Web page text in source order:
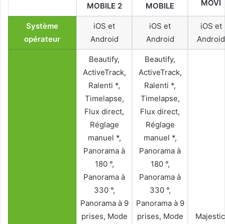
MOBILE 2
MOBILE
MOVI
Système
opérateur
iOS et
Android
iOS et
Android
iOS et
Android
Beautify,
ActiveTrack,
Ralenti *,
Timelapse,
Flux direct,
Réglage
manuel *,
Panorama à
180 °,
Panorama à
330 °,
Panorama à 9
prises, Mode
Beautify,
ActiveTrack,
Ralenti *,
Timelapse,
Flux direct,
Réglage
manuel *,
Panorama à
180 °,
Panorama à
330 °,
Panorama à 9
prises, Mode